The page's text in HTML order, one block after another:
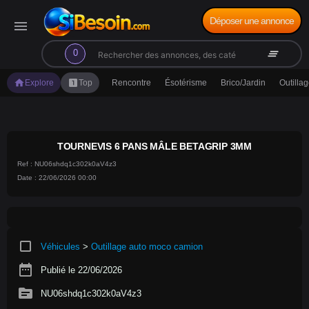
menu
0
search clear_all
Déposer une annonce
home Explore looks_oneTop Rencontre Ésotérisme Brico/Jardin
TOURNEVIS 6 PANS MÂLE BETAGRIP 3MM
Ref : NU06shdq1c302k0aV4z3
Date : 22/06/2026 00:00
crop_square Véhicules > Outillage auto moco camion
date_range Publié le 22/06/2026
source NU06shdq1c302k0aV4z3